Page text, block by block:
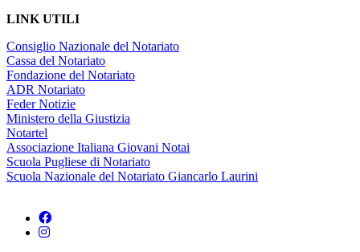
LINK UTILI
Consiglio Nazionale del Notariato
Cassa del Notariato
Fondazione del Notariato
ADR Notariato
Feder Notizie
Ministero della Giustizia
Notartel
Associazione Italiana Giovani Notai
Scuola Pugliese di Notariato
Scuola Nazionale del Notariato Giancarlo Laurini